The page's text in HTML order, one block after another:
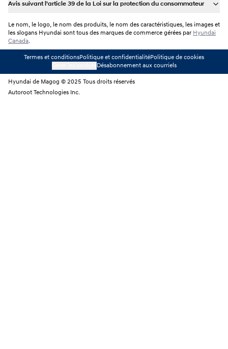
Avis suivant l’article 39 de la Loi sur la protection du consommateur
Le nom, le logo, le nom des produits, le nom des caractéristiques, les images et
les slogans Hyundai sont tous des marques de commerce gérées par Hyundai
Canada.
Termes et conditionsPolitique et confidentialitéPolitique de cookies
Désabonnement aux courriels
Hyundai de Magog © 2025 Tous droits réservés
Autoroot Technologies Inc.